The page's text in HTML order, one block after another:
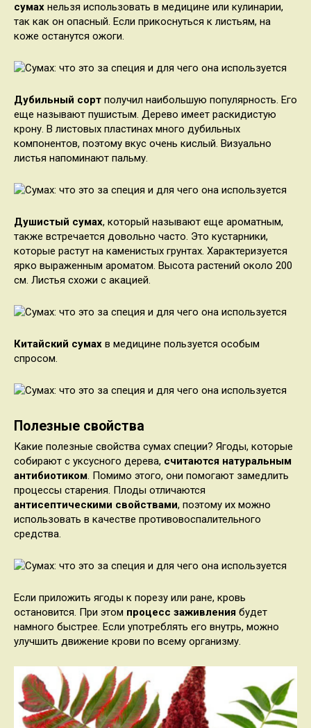
сумах нельзя использовать в медицине или кулинарии,
так как он опасный. Если прикоснуться к листьям, на
коже останутся ожоги.
Дубильный сорт получил наибольшую популярность. Его
еще называют пушистым. Дерево имеет раскидистую
крону. В листовых пластинах много дубильных
компонентов, поэтому вкус очень кислый. Визуально
листья напоминают пальму.
Душистый сумах, который называют еще ароматным,
также встречается довольно часто. Это кустарники,
которые растут на каменистых грунтах. Характеризуется
ярко выраженным ароматом. Высота растений около 200
см. Листья схожи с акацией.
Китайский сумах в медицине пользуется особым
спросом.
Полезные свойства
Какие полезные свойства сумах специи? Ягоды, которые
собирают с уксусного дерева, считаются натуральным
антибиотиком. Помимо этого, они помогают замедлить
процессы старения. Плоды отличаются
антисептическими свойствами, поэтому их можно
использовать в качестве противовоспалительного
средства.
Если приложить ягоды к порезу или ране, кровь
остановится. При этом процесс заживления будет
намного быстрее. Если употреблять его внутрь, можно
улучшить движение крови по всему организму.